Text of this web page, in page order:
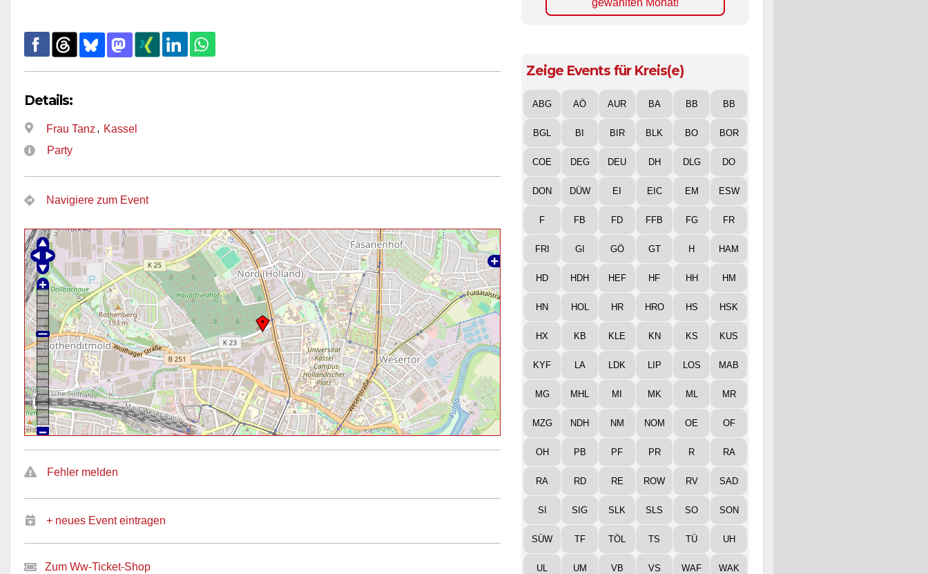
Details:
Frau Tanz , Kassel
Party
Navigiere zum Event
Fehler melden
+ neues Event eintragen
Zum Ww-Ticket-Shop
gewählten Monat!
Zeige Events für Kreis(e)
ABG AÖ AUR BA BB BB
BGL BI BIR BLK BO BOR
COE DEG DEU DH DLG DO
DON DÜW EI EIC EM ESW
F FB FD FFB FG FR
FRI GI GÖ GT H HAM
HD HDH HEF HF HH HM
HN HOL HR HRO HS HSK
HX KB KLE KN KS KUS
KYF LA LDK LIP LOS MAB
MG MHL MI MK ML MR
MZG NDH NM NOM OE OF
OH PB PF PR R RA
RA RD RE ROW RV SAD
SI SIG SLK SLS SO SON
SÜW TF TÖL TS TÜ UH
UL UM VB VS WAF WAK